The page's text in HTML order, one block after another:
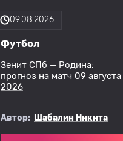
09.08.2026
Футбол
Зенит СПб — Родина:
прогноз на матч 09 августа
2026
Автор: Шабалин Никита